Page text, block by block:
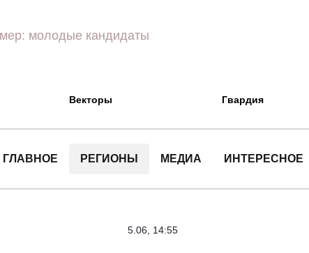
Векторы Гвардия
ГЛАВНОЕ РЕГИОНЫ МЕДИА ИНТЕРЕСНОЕ
5.06, 14:55